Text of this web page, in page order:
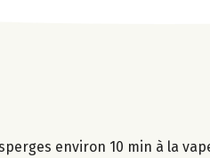
environ 10 min à la